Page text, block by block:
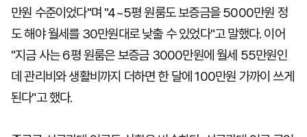
만원 수준이었다"며 "4~5평 원룸도 보증금을 5000만원 정
도 해야 월세를 30만원대로 낮출 수 있었다"고 말했다. 이어
"지금 사는 6평 원룸은 보증금 3000만원에 월세 55만원인
데 관리비와 생활비까지 더하면 한 달에 100만원 가까이 쓰게
된다"고 했다.